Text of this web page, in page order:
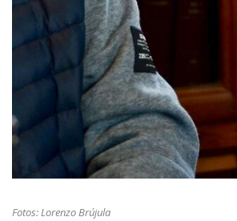
Fotos: Lorenzo Brújula